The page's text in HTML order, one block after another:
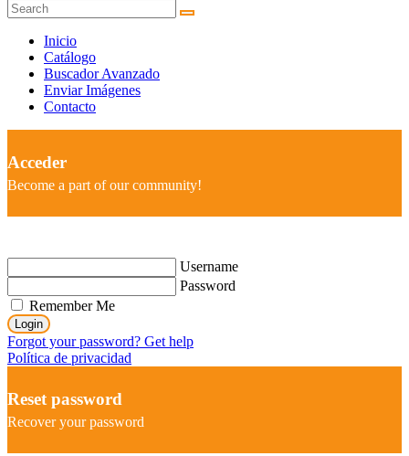
Inicio
Catálogo
Buscador Avanzado
Enviar Imágenes
Contacto
Acceder
Become a part of our community!
Username
Password
Remember Me
Login
Forgot your password? Get help
Política de privacidad
Reset password
Recover your password